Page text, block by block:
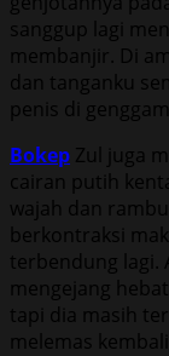
sanggup lagi
membanjir. Di
dan tanganku
penis di
Bokep Zul juga
cairan putih
wajah dan
berkontraksi
terbendung lagi.
mengejang
tapi dia masih
melemas